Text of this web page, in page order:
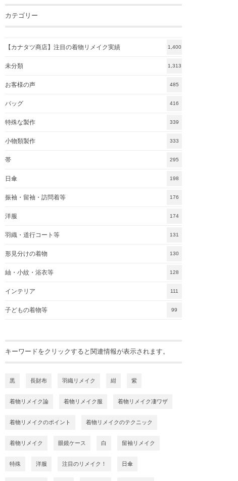
カテゴリー
【カナタツ商店】注目の着物リメイク実績 1,400
未分類 1,313
お客様の声 485
バッグ 416
特殊な製作 339
小物類製作 333
帯 295
日傘 198
振袖・留袖・訪問着等 176
洋服 174
羽織・道行コート等 131
形見分けの着物 130
紬・小紋・浴衣等 128
インテリア 111
子どもの着物等 99
キーワードをクリックすると関連情報が表示されます。
黒 長財布 羽織リメイク 紺 紫
着物リメイク論 着物リメイク服 着物リメイク凄ワザ
着物リメイクのポイント 着物リメイクのテクニック
着物リメイク 眼鏡ケース 白 留袖リメイク
特殊 洋服 注目のリメイク！ 日傘